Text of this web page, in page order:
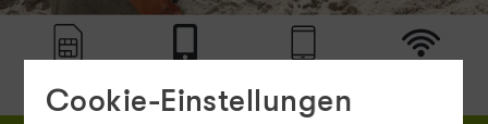
Tarife
Tarif
Tarif
Cookie-Einstellungen